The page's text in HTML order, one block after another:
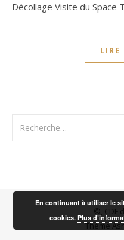
Décollage Visite du Space
LIRE
©, CDF
Thème
En continuant à utiliser le
cookies.Plus